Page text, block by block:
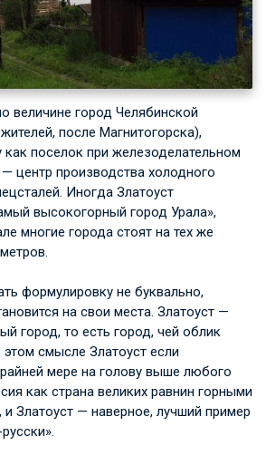
величине город Челябинской
после Магнитогорска),
как поселок при железоделательном
центр производства холодного
Иногда Златоуст
высокогорный город Урала»,
многие города стоят на тех же
формулировку не буквально,
на свои места. Златоуст —
город, то есть город, чей облик
смысле Златоуст если
мере на голову выше любого
как страна великих равнин горными
и Златоуст — наверное, лучший пример